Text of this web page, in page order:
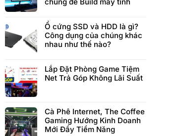
Ổ cứng SSD và HDD là gì?
Công dụng của chúng khác
nhau như thế nào?
Lắp Đặt Phòng Game Tiệm
Net Trả Góp Không Lãi Suất
Cà Phê Internet, The Coffee
Gaming Hướng Kinh Doanh
Mới Đầy Tiềm Năng